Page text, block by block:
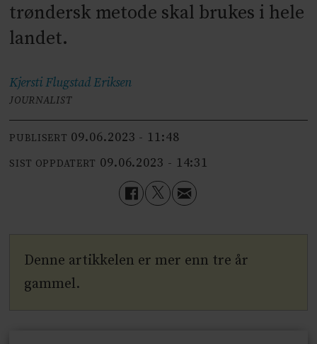
trøndersk metode skal brukes i hele
landet.
Kjersti FlugstadEriksen
JOURNALIST
PUBLISERT 09.06.2023 - 11:48
SIST OPPDATERT 09.06.2023 - 14:31
Denne artikkelen er mer enn tre år
gammel.